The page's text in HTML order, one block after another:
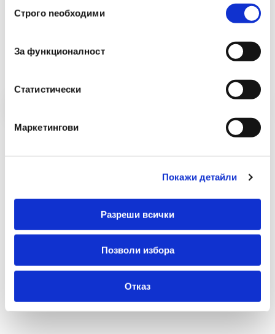
наСтрого nеобходими
За функционалност
Статистически
Маркетингови
Покажи детайли
Разреши всички
Позволи избора
Отказ